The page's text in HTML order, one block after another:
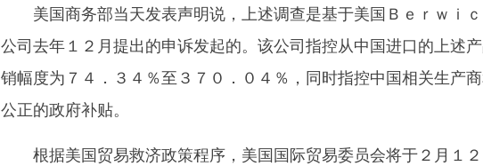
美国商务部当天发表声明说，上述调查是基于美国Ｂｅｒｗｉ
公司去年１２月提出的申诉发起的。该公司指控从中国进口的上述
销幅度为７４．３４％至３７０．０４％，同时指控中国相关生产
公正的政府补贴。
根据美国贸易救济政策程序，美国国际贸易委员会将于２月１